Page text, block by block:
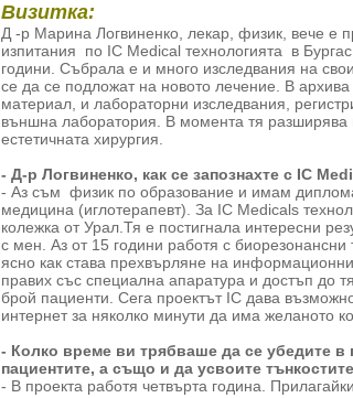
Визитка:
Д -р Марина Логвиненко, лекар, физик, вече е
изпитания по IC Medical технологията в
години. Събрала е и много изследвания на
се да се подложат на новото лечение. В
материал, и лабораторни изследвания,
външна лаборатория. В момента тя разширява
естетичната хирургия.
- Д-р Логвиненко, как се запознахте с IC
- Аз съм физик по образование и имам
медицина (иглотерапевт). За IC Medicals
колежка от Урал.Тя е постигнала интересни
с мен. Аз от 15 години работя с биорезонансни
ясно как става прехвърляне на
правих със специална апаратура и достъп до
брой пациенти. Сега проектът IC дава
интернет за няколко минути да има желаното
- Колко време ви трябваше да се убедите
пациентите, а също и да усвоите
- В проекта работя четвърта година.